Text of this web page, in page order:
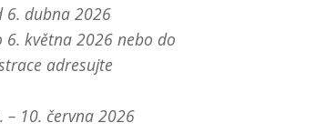
2026
2026 nebo do
adresujte
června 2026